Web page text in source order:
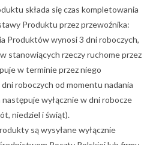
składa się czas kompletowania
Produktu przez przewoźnika:
Produktów wynosi 3 dni roboczych,
stanowiących rzeczy ruchome przez
w terminie przez niego
roboczych od momentu nadania
wyłącznie w dni robocze
niedziel i świąt).
są wysyłane wyłącznie